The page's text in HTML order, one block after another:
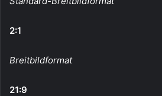
2:1
Breitbildformat
21:9